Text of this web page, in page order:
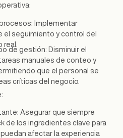
Implementar
el seguimiento y control del
de gestión: Disminuir el
manuales de conteo y
que el personal se
críticas del negocio.
Asegurar que siempre
de los ingredientes clave para
afectar la experiencia